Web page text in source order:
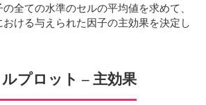
全ての水準のセルの平均値を求めて、
ける与えられた因子の主効果を決定し
プロット – 主効果